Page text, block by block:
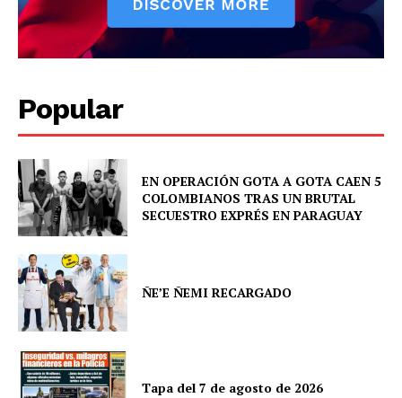
Magazine PRO
Popular
EN OPERACIÓN GOTA A GOTA CAEN 5
COLOMBIANOS TRAS UN BRUTAL
SECUESTRO EXPRÉS EN PARAGUAY
ÑE’E ÑEMI RECARGADO
Tapa del 7 de agosto de 2026